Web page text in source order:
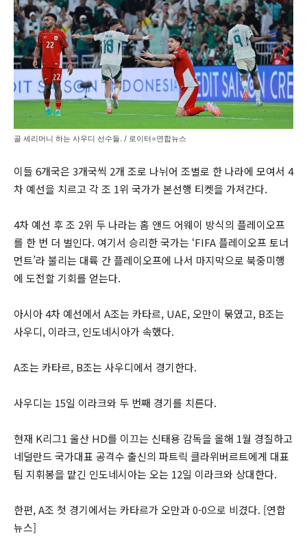
골 세리머니 하는 사우디 선수들. / 로이터=연합뉴스
이들 6개국은 3개국씩 2개 조로 나뉘어 조별로 한 나라에 모여서 4
차 예선을 치르고 각 조 1위 국가가 본선행 티켓을 가져간다.
4차 예선 후 조 2위 두 나라는 홈 앤드 어웨이 방식의 플레이오프
를 한 번 더 벌인다. 여기서 승리한 국가는 ‘FIFA 플레이오프 토너
먼트’라 불리는 대륙 간 플레이오프에 나서 마지막으로 북중미행
에 도전할 기회를 얻는다.
아시아 4차 예선에서 A조는 카타르, UAE, 오만이 묶였고, B조는
사우디, 이라크, 인도네시아가 속했다.
A조는 카타르, B조는 사우디에서 경기한다.
사우디는 15일 이라크와 두 번째 경기를 치른다.
현재 K리그1 울산 HD를 이끄는 신태용 감독을 올해 1월 경질하고
네덜란드 국가대표 공격수 출신의 파트릭 클라위버르트에게 대표
팀 지휘봉을 맡긴 인도네시아는 오는 12일 이라크와 상대한다.
한편, A조 첫 경기에서는 카타르가 오만과 0-0으로 비겼다. [연합
뉴스]